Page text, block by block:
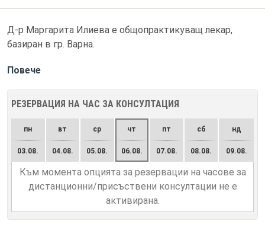
Д-р Маргарита Илиева е общопрактикуващ лекар,
базиран в гр. Варна.
Повече
РЕЗЕРВАЦИЯ НА ЧАС ЗА КОНСУЛТАЦИЯ
пн
03.08.
вт
04.08.
ср
05.08.
чт
06.08.
пт
07.08.
сб
08.08.
нд
09.08.
Към момента опцията за резервации на часове за
дистанционни/присъствени консултации не е
активирана.